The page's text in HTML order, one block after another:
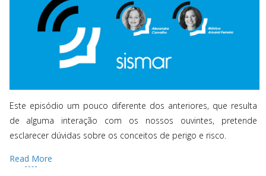
Este episódio um pouco diferente dos anteriores, que resulta
de alguma interação com os nossos ouvintes, pretende
esclarecer dúvidas sobre os conceitos de perigo e risco.
Read More